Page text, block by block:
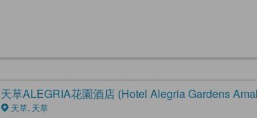
天草ALEGRIA花園酒店 (Hotel Alegria Gardens
天草, 天草